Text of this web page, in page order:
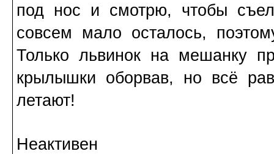
под нос и смотрю, чтобы
совсем мало осталось,
Только львинок на мешанку
крылышки оборвав, но всё
летают!
Неактивен